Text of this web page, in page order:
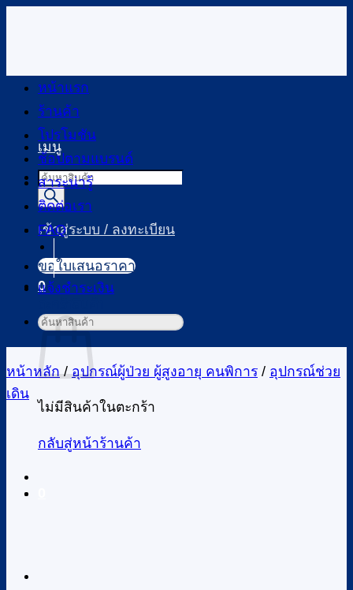
เนื้อหา
เมนู
Products
search
เข้าสู่ระบบ / ลงทะเบียน
0
ไม่มีสินค้าในตะกร้า
กลับสู่หน้าร้านค้า
หน้าแรก
ร้านค้า
โปรโมชัน
ช้อปตามแบรนด์
สาระน่ารู้
ติดต่อเรา
FAQ
ขอใบเสนอราคา
แจ้งชำระเงิน
ค้นหา:
หน้าหลัก / อุปกรณ์ผู้ป่วย ผู้สูงอายุ คนพิการ / อุปกรณ์ช่วย
เดิน